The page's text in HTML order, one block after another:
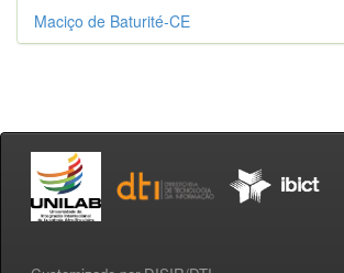
Maciço de Baturité-CE